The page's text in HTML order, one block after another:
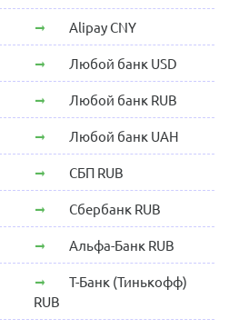
Alipay CNY
Любой банк USD
Любой банк RUB
Любой банк UAH
СБП RUB
Сбербанк RUB
Альфа-Банк RUB
Т-Банк (Тинькофф)
RUB